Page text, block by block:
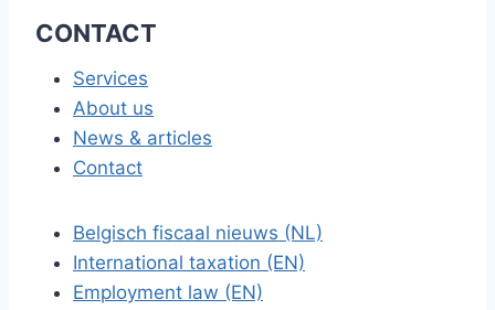
CONTACT
Services
About us
News & articles
Contact
Belgisch fiscaal nieuws (NL)
International taxation (EN)
Employment law (EN)